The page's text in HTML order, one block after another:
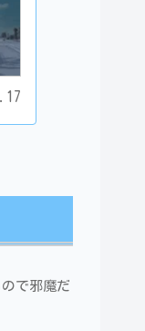
で邪魔だ